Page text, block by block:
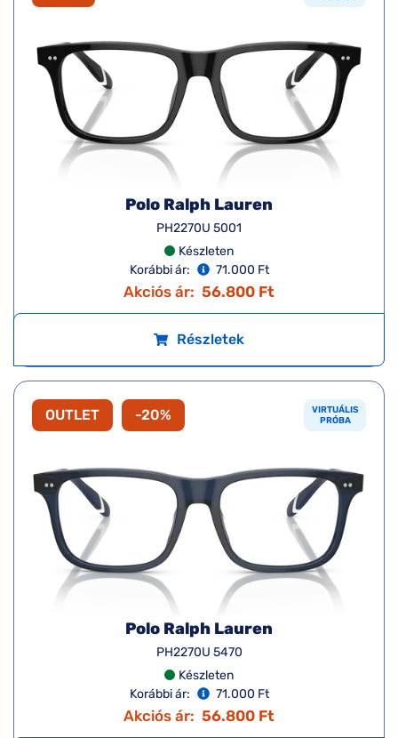
Polo Ralph Lauren
PH2270U 5001
Készleten
Korábbi ár:
71.000 Ft
Akciós ár: 56.800 Ft
Részletek
OUTLET -20%
VIRTUÁLIS
PRÓBA
Polo Ralph Lauren
PH2270U 5470
Készleten
Korábbi ár:
71.000 Ft
Akciós ár: 56.800 Ft